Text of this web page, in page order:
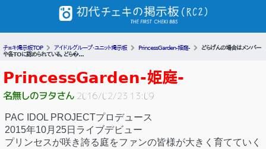
チェキ掲示板TOP アイドルグループ・ユニット掲示板 PrincessGarden-姫庭-
どらげんの場合はメンバー
や各TOに認められている。 どら�...
PrincessGarden-姫庭-
名無しのヲタさん 2016/02/23 13:09
PAC IDOL PROJECTプロデュース
2015年10月25日ライブデビュー
プリンセスが咲き誇る庭をファンの皆様が大きく育てていく